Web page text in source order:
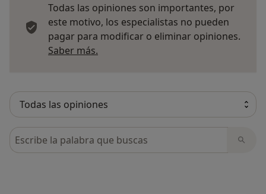
Todas las opiniones son importantes, por
este motivo, los especialistas no pueden
pagar para modificar o eliminar opiniones.
Saber más.
Busca en opiniones